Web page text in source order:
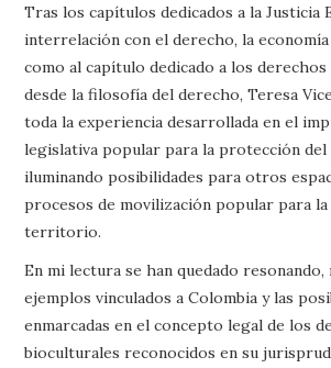
Tras los capítulos dedicados a la Justicia
interrelación con el derecho, la
como al capítulo dedicado a los derechos
desde la filosofía del derecho, Teresa
toda la experiencia desarrollada en el
legislativa popular para la protección del
iluminando posibilidades para otros
procesos de movilización popular para
territorio.
En mi lectura se han quedado
ejemplos vinculados a Colombia y las
enmarcadas en el concepto legal de los
bioculturales reconocidos en su